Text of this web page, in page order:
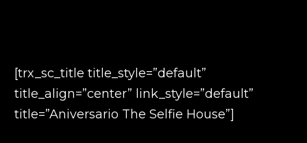
[trx_sc_title title_style=”default”
title_align=”center” link_style=”default”
title=”Aniversario The Selfie House”]